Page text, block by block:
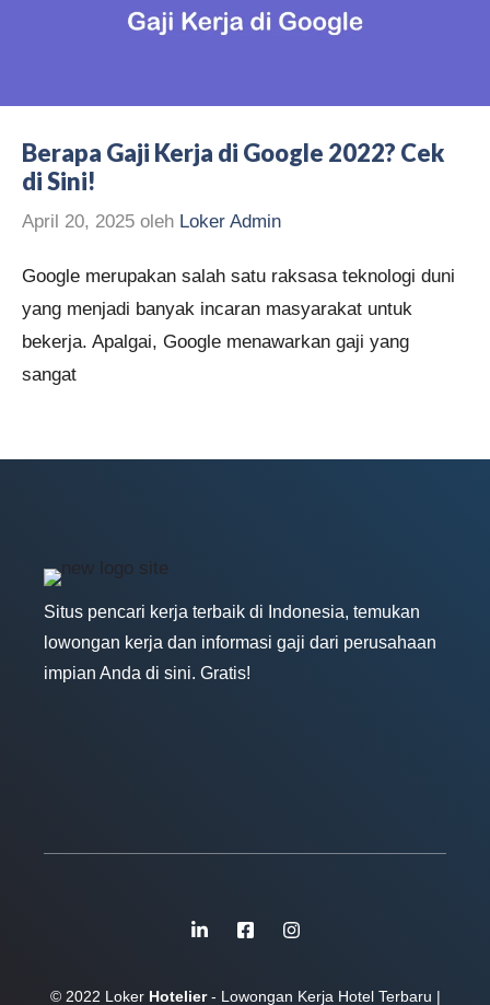
Berapa Gaji Kerja di Google 2022? Cek
di Sini!
April 20, 2025 oleh Loker Admin
Google merupakan salah satu raksasa teknologi duni
yang menjadi banyak incaran masyarakat untuk
bekerja. Apalgai, Google menawarkan gaji yang
sangat
Situs pencari kerja terbaik di Indonesia, temukan
lowongan kerja dan informasi gaji dari perusahaan
impian Anda di sini. Gratis!
© 2022 Loker Hotelier - Lowongan Kerja Hotel Terbaru |